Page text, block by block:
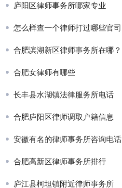
庐阳区律师事务所哪家专业
怎么样查一个律师打过哪些官司
合肥滨湖新区律师事务所在哪？
合肥女律师有哪些
长丰县水湖镇法律服务所电话
合肥庐阳区律师调取户籍信息
安徽有名的律师事务所咨询电话
合肥高新区律师事务所排行
庐江县柯坦镇附近律师事务所